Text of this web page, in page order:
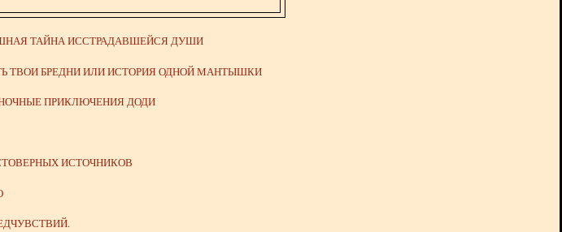
ТАЙНА ИССТРАДАВШЕЙСЯ ДУШИ
ТВОИ БРЕДНИ ИЛИ ИСТОРИЯ ОДНОЙ МАНТЫШКИ
ПРИКЛЮЧЕНИЯ ДОДИ
ИСТОЧНИКОВ